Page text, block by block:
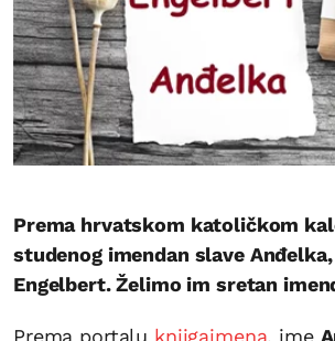
Prema hrvatskom katoličkom
studenog imendan slave
Engelbert. Želimo im sretan
Prema portalu knjigaimena, ime